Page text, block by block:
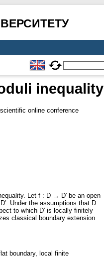
inequality
online conference
Let f : D → D′ be an open
Under the assumptions that D
to which D′ is locally finitely
classical boundary extension
boundary, local finite